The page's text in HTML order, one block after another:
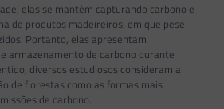
elas se mantêm capturando carbono e
de produtos madeireiros, em que pese
Portanto, elas apresentam
armazenamento de carbono durante
diversos estudiosos consideram a
de florestas como as formas mais
de carbono.